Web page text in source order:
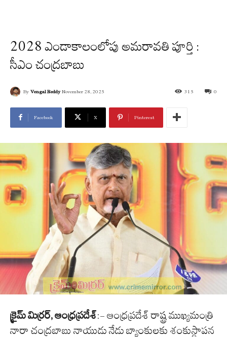
2028 ఎండాకాలంలోపు అమరావతి పూర్తి :
సీఎం చంద్రబాబు
By Vengal Reddy November 28, 2025 0
315
Facebook X Pinterest
క్రైమ్ మిర్రర్, ఆంధ్రప్రదేశ్:- ఆంధ్రప్రదేశ్ రాష్ట్ర ముఖ్యమంత్రి
నారా చంద్రబాబు నాయుడు నేడు బ్యాంకులకు శంకుస్థాపన